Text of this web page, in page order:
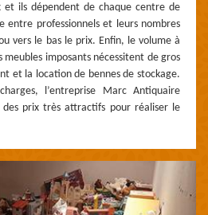
ils dépendent de chaque centre de
entre professionnels et leurs nombres
vers le bas le prix. Enfin, le volume à
imposants nécessitent de gros
et la location de bennes de stockage.
l’entreprise Marc Antiquaire
des prix très attractifs pour réaliser le